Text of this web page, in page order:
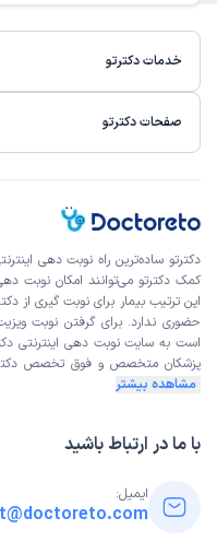
لیست بهترین آزمایشگاه
انتخاب شده‌اند:
آزمایشگاه پاستور
آزمایشگاه میلاد
آزمایشگاه رازیاصفهان
آزمایشگاه اریترون
آزمایشگاه مهدیه
آزمایشگاه نوبل
آزمایشگاه دی اصفهان
آزمایشگاه ملل
برای مشاهده مراکز
صفحهآزمایشگاه های
یمه یا نمونه‌گیری در منزل را
خدمات دکترتو
صفحات دکترتو
دکترتو ساده‌ترین راه نوبت‌ دهی
کمک دکترتو می‌توانند امکان نوبت
این ترتیب بیمار برای نوبت گیری از
حضوری ندارد. برای گرفتن نوبت
است به سایت نوبت دهی اینترنتی
پزشکان متخصص و فوق تخصص
مشاهده بیشتر
با ما در ارتباط باشید
ایمیل: